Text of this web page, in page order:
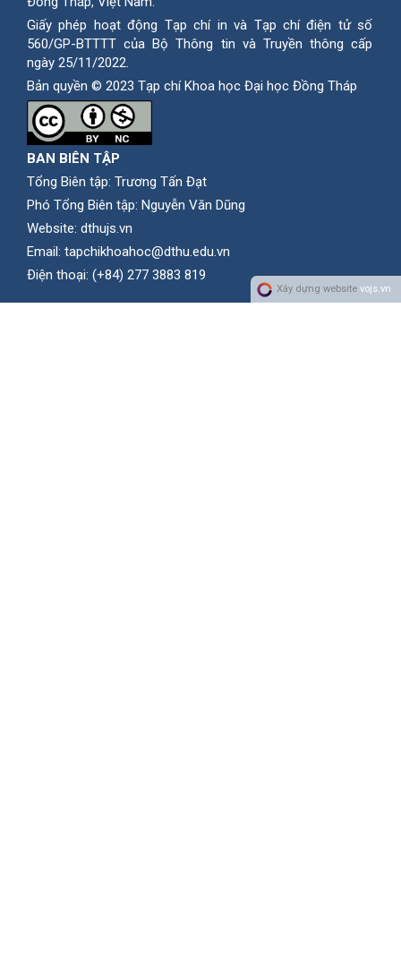
Giấy phép hoạt động Tạp chí in và Tạp chí điện tử số
560/GP-BTTTT của Bộ Thông tin và Truyền thông cấp
ngày 25/11/2022.
Bản quyền © 2023 Tạp chí Khoa học Đại học Đồng Tháp
BAN BIÊN TẬP
Tổng Biên tập: Trương Tấn Đạt
Phó Tổng Biên tập: Nguyễn Văn Dũng
Website: dthujs.vn
Email: tapchikhoahoc@dthu.edu.vn
Ðiện thoại: (+84) 277 3883 819